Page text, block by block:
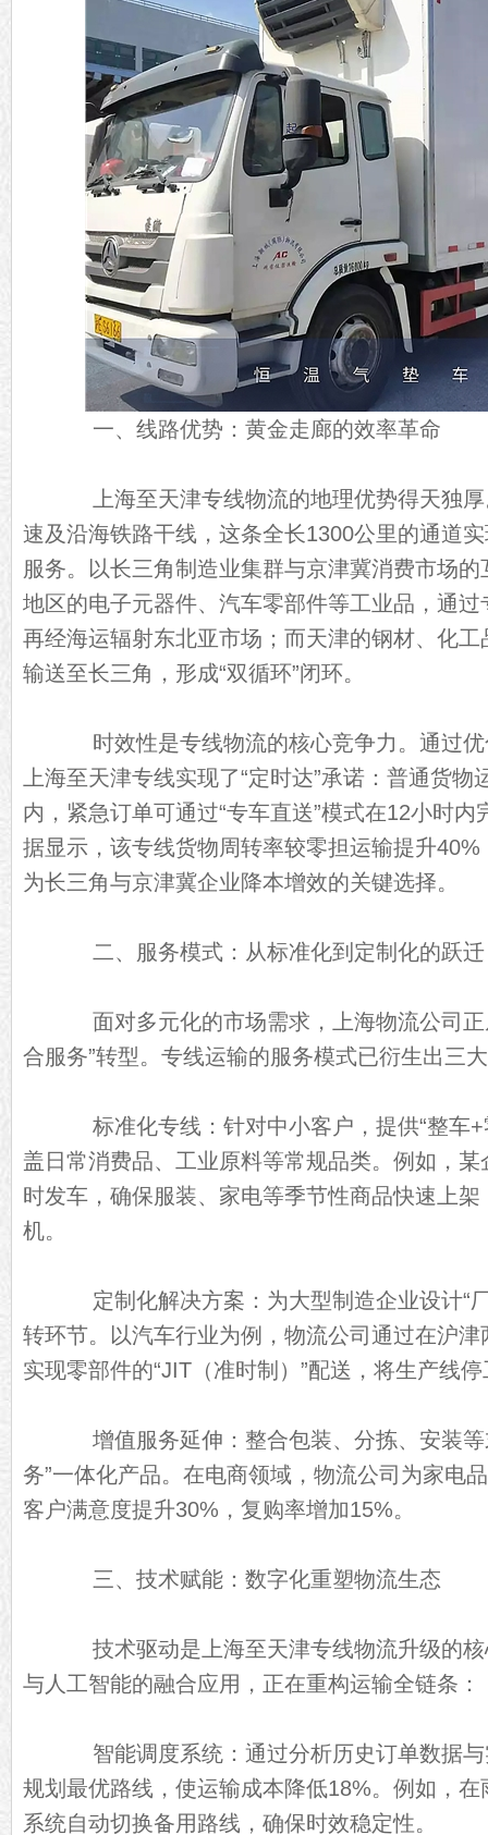
一、线路优势：黄金走廊的效率革命
上海至天津专线物流的地理优势得天独厚
速及沿海铁路干线，这条全长1300公里的通道
服务。以长三角制造业集群与京津冀消费市场
地区的电子元器件、汽车零部件等工业品，通
再经海运辐射东北亚市场；而天津的钢材、化
输送至长三角，形成“双循环”闭环。
时效性是专线物流的核心竞争力。通过优
上海至天津专线实现了“定时达”承诺：普通货
内，紧急订单可通过“专车直送”模式在12小时
据显示，该专线货物周转率较零担运输提升
为长三角与京津冀企业降本增效的关键选择。
二、服务模式：从标准化到定制化的跃迁
面对多元化的市场需求，上海物流公司正
合服务”转型。专线运输的服务模式已衍生出三
标准化专线：针对中小客户，提供“整车+
盖日常消费品、工业原料等常规品类。例如，
时发车，确保服装、家电等季节性商品快速上
机。
定制化解决方案：为大型制造企业设计“
转环节。以汽车行业为例，物流公司通过在沪
实现零部件的“JIT（准时制）”配送，将生产线
增值服务延伸：整合包装、分拣、安装等
务”一体化产品。在电商领域，物流公司为家电
客户满意度提升30%，复购率增加15%。
三、技术赋能：数字化重塑物流生态
技术驱动是上海至天津专线物流升级的核
与人工智能的融合应用，正在重构运输全链条：
智能调度系统：通过分析历史订单数据与
规划最优路线，使运输成本降低18%。例如，
系统自动切换备用路线，确保时效稳定性。